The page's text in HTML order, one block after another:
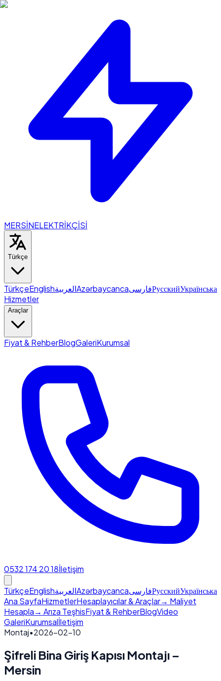
MERSİNELEKTRİKÇİSİ
Türkçe
TürkçeEnglishالعربيةAzərbaycancaفارسیРусскийУкраїнська
Hizmetler
Araçlar
Fiyat & RehberBlogGaleriKurumsal
0532 174 20 18İletişim
TürkçeEnglishالعربيةAzərbaycancaفارسیРусскийУкраїнська
Ana SayfaHizmetlerHesaplayıcılar & Araçlar→ Maliyet
Hesapla→ Arıza TeşhisFiyat & RehberBlogVideo
GaleriKurumsalİletişim
Montaj•2026-02-10
Şifreli Bina Giriş Kapısı Montajı –
Mersin